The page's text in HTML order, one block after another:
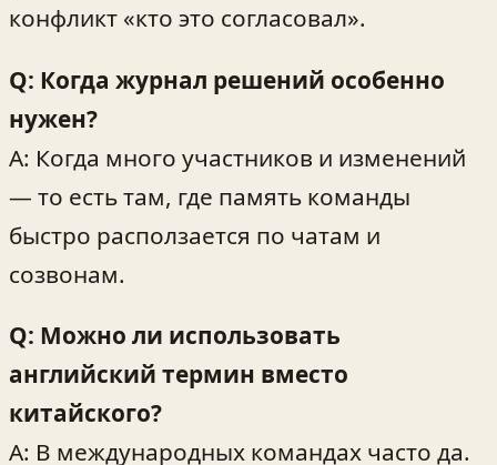
конфликт «кто это согласовал».
Q: Когда журнал решений особенно
нужен?
A: Когда много участников и изменений
— то есть там, где память команды
быстро расползается по чатам и
созвонам.
Q: Можно ли использовать
английский термин вместо
китайского?
A: В международных командах часто да.